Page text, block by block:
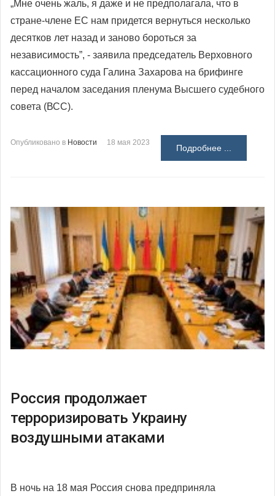
„Мне очень жаль, я даже и не предполагала, что в
стране-члене ЕС нам придется вернуться несколько
десятков лет назад и заново бороться за
независимость”, - заявила председатель Верховного
кассационного суда Галина Захарова на брифинге
перед началом заседания пленума Высшего судебного
совета (ВСС).
Опубликовано в Новости 18 мая 2023
Подробнее ...
Россия продолжает
терроризировать Украину
воздушными атаками
В ночь на 18 мая Россия снова предприняла